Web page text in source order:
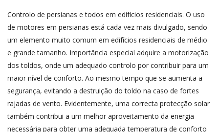
Controlo de persianas e todos em edifícios residenciais. O uso
de motores em persianas está cada vez mais divulgado, sendo
um elemento muito comum em edifícios residenciais de médio
e grande tamanho. Importância especial adquire a motorização
dos toldos, onde um adequado controlo por contribuir para um
maior nível de conforto. Ao mesmo tempo que se aumenta a
segurança, evitando a destruição do toldo na caso de fortes
rajadas de vento. Evidentemente, uma correcta protecção solar
também contribui a um melhor aproveitamento da energia
necessária para obter uma adequada temperatura de conforto